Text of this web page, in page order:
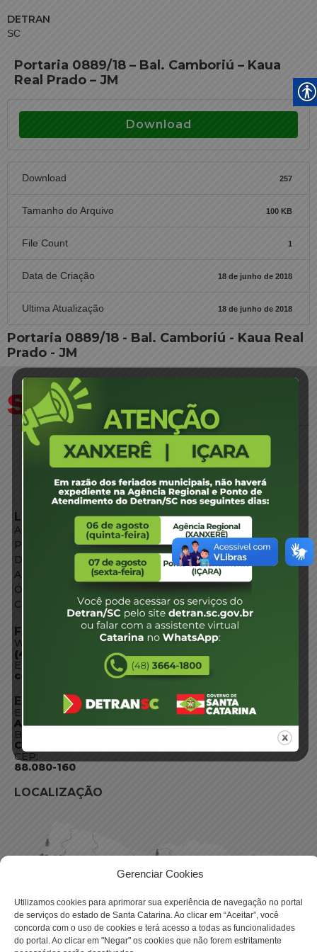
Gerenciar Cookies
Utilizamos cookies para aprimorar sua experiência de navegação no portal
de serviços do estado de Santa Catarina. Ao clicar em “Aceitar”, você
concorda com o uso de cookies e terá acesso a todas as funcionalidades
do portal. Ao clicar em "Negar" os cookies que não forem estritamente
DETRAN
SC
Portaria 0889/18 – Bal. Camboriú – Kaua
Real Prado – JM
Download
Download 257
Tamanho do Arquivo 100 KB
File Count 1
Data de Criação 18 de junho de 2018
Ultima Atualização 18 de junho de 2018
Portaria 0889/18 - Bal. Camboriú - Kaua Real
Prado - JM
LINKS EXTERNOS
Agência de Notícias
Portal de Serviços
Diário Oficial
Acesso à Informação
Órgãos do Governo
Conheça SC
FALE CONOSCO
WhatsApp:
(48) 3664-1800
E-mail:
centraldeinformacoes@detran.sc.gov.br
ENDEREÇO
Endereço:
Av. Almirante Tamandaré - 480
Bairro:
Coqueiros, Florianópolis SC
CEP:
88.080-160
LOCALIZAÇÃO